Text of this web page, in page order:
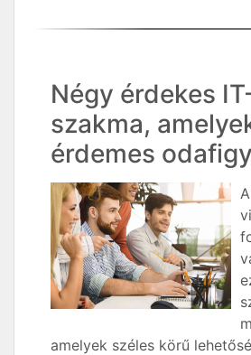
Négy érdekes
szakma,
érdemes
amelyek széles körű